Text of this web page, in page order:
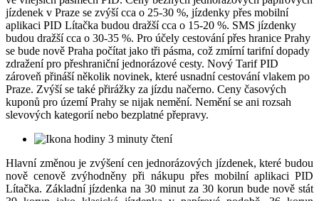
jízdenek v Praze se zvýší cca o 25-30 %, jízdenky přes mobilní
aplikaci PID Lítačka budou dražší cca o 15-20 %. SMS jízdenky
budou dražší cca o 30-35 %. Pro účely cestování přes hranice Prahy
se bude nově Praha počítat jako tři pásma, což zmírní tarifní dopady
zdražení pro přeshraniční jednorázové cesty. Nový Tarif PID
zároveň přináší několik novinek, které usnadní cestování vlakem po
Praze. Zvýší se také přirážky za jízdu načerno. Ceny časových
kuponů pro území Prahy se nijak nemění. Nemění se ani rozsah
slevových kategorií nebo bezplatné přepravy.
3 minuty čtení
Hlavní změnou je zvýšení cen jednorázových jízdenek, které budou
nově cenově zvýhodněny při nákupu přes mobilní aplikaci PID
Lítačka. Základní jízdenka na 30 minut za 30 korun bude nově stát